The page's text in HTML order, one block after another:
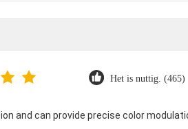
Het is nuttig. (465)
and can provide precise color